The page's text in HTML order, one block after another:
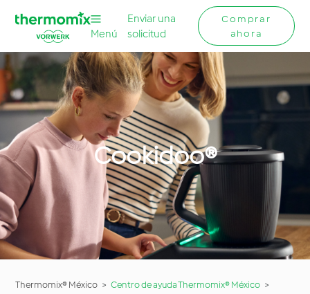
Menú
Enviar una
solicitud
Comprar
ahora
Cookidoo®
Thermomix® México
Centro de ayuda Thermomix® México